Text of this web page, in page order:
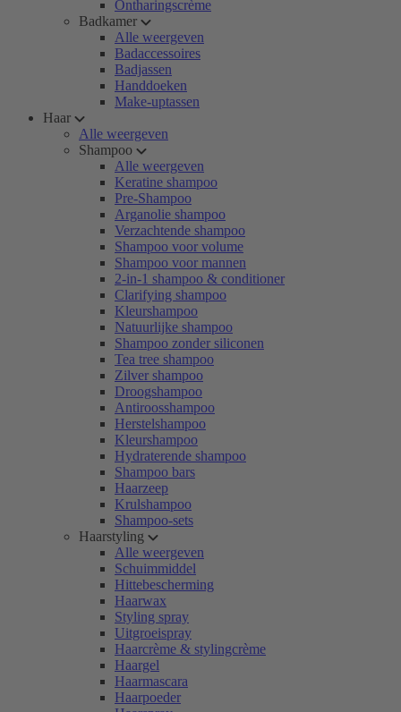
Ontharingscrème
Badkamer
Alle weergeven
Badaccessoires
Badjassen
Handdoeken
Make-uptassen
Haar
Alle weergeven
Shampoo
Alle weergeven
Keratine shampoo
Pre-Shampoo
Arganolie shampoo
Verzachtende shampoo
Shampoo voor volume
Shampoo voor mannen
2-in-1 shampoo & conditioner
Clarifying shampoo
Kleurshampoo
Natuurlijke shampoo
Shampoo zonder siliconen
Tea tree shampoo
Zilver shampoo
Droogshampoo
Antiroosshampoo
Herstelshampoo
Kleurshampoo
Hydraterende shampoo
Shampoo bars
Haarzeep
Krulshampoo
Shampoo-sets
Haarstyling
Alle weergeven
Schuimmiddel
Hittebescherming
Haarwax
Styling spray
Uitgroeispray
Haarcrème & stylingcrème
Haargel
Haarmascara
Haarpoeder